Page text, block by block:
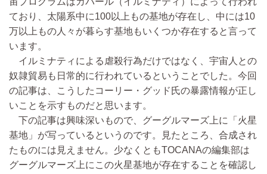
ており、太陽系中に100以上もの基地が存在し、中には10
万以上もの人々が暮らす基地もいくつか存在すると言って
います。
イルミナティによる虐殺行為だけではなく、宇宙人との
奴隷貿易も日常的に行われているということでした。今回
の記事は、こうしたコーリー・グッド氏の暴露情報が正し
いことを示すものだと思います。
下の記事は興味深いもので、グーグルマーズ上に「火星
基地」が写っているというのです。見たところ、合成され
たものには見えません。少なくともTOCANAの編集部は
グーグルマーズ上にこの火星基地が存在することを確認し